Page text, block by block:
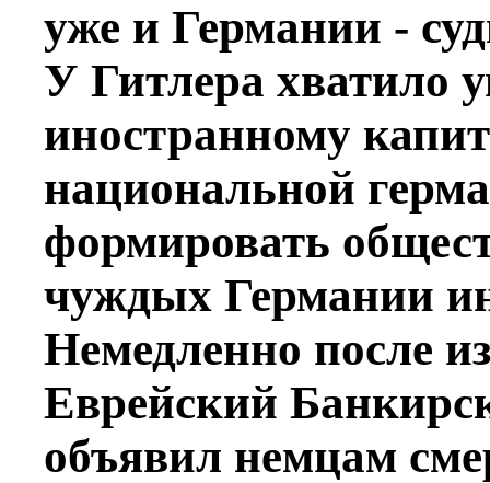
уже и Германии -
У Гитлера хватило
иностранному
национальной
формировать
чуждых Германии
Немедленно после
Еврейский
объявил немцам